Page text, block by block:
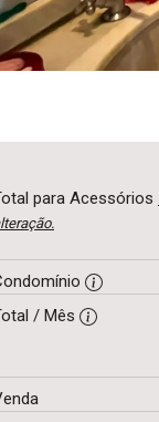
para Acessórios
/ Mês